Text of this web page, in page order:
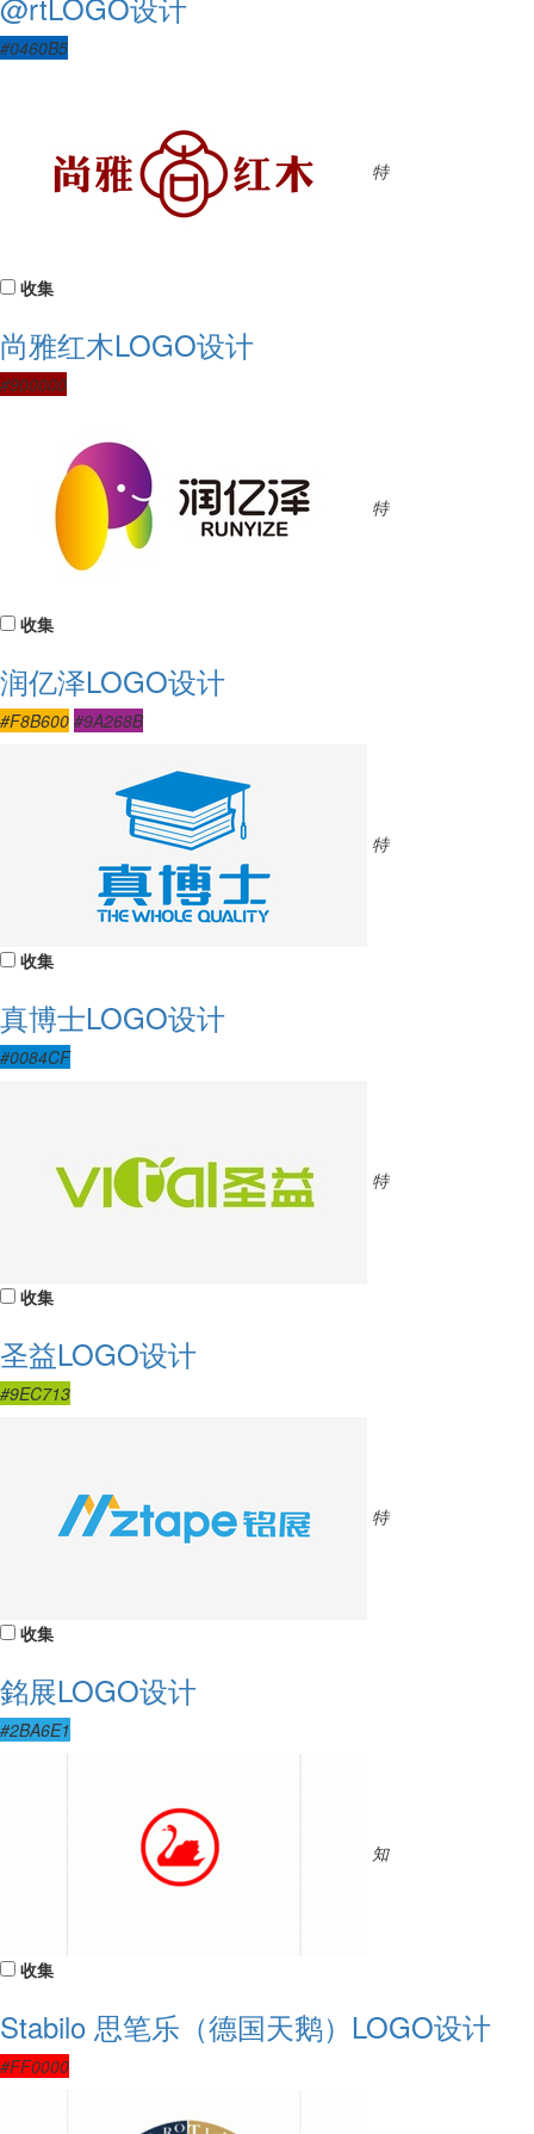
#0460B5
特
收集
尚雅红木LOGO设计
#900000
特
收集
润亿泽LOGO设计
#F8B600 #9A268B
特
收集
真博士LOGO设计
#0084CF
特
收集
圣益LOGO设计
#9EC713
特
收集
銘展LOGO设计
#2BA6E1
知
收集
Stabilo 思笔乐（德国天鹅）LOGO设计
#FF0000